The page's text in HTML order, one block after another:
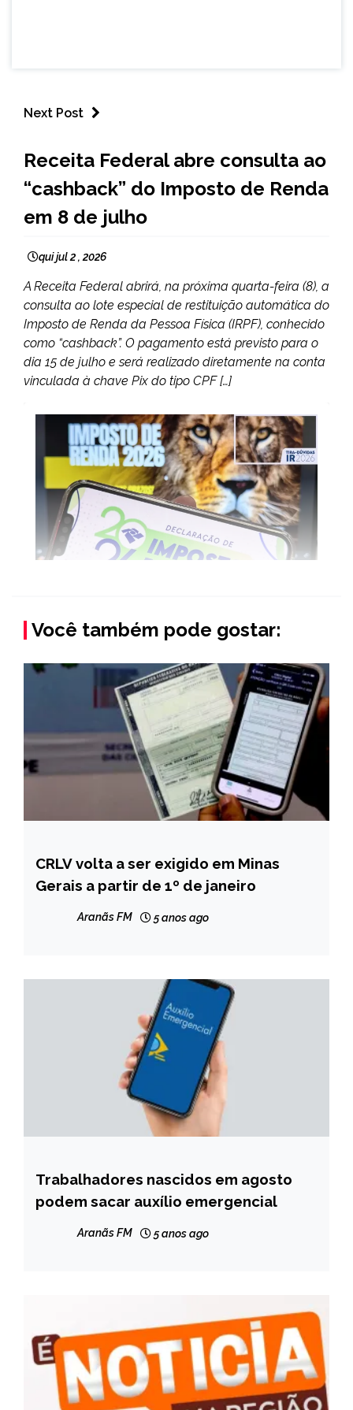
Next Post
NOTÍCIAS
Receita Federal abre consulta ao
“cashback” do Imposto de Renda
em 8 de julho
qui jul 2 , 2026
A Receita Federal abrirá, na próxima quarta-feira (8), a
consulta ao lote especial de restituição automática do
Imposto de Renda da Pessoa Física (IRPF), conhecido
como “cashback”. O pagamento está previsto para o
dia 15 de julho e será realizado diretamente na conta
vinculada à chave Pix do tipo CPF […]
Você também pode gostar:
MINAS
GERAIS
NOTÍCIAS
CRLV volta a ser exigido em Minas
Gerais a partir de 1º de janeiro
Aranãs FM 5 anos ago
BRASIL
NOTÍCIAS
Trabalhadores nascidos em agosto
podem sacar auxílio emergencial
Aranãs FM 5 anos ago